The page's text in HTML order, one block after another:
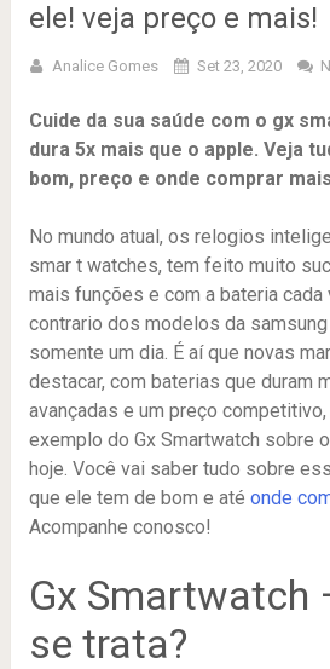
ele! veja preço e mais!
Analice Gomes Set 23, 2020
Cuide da sua saúde com o gx
dura 5x mais que o apple. Veja
bom, preço e onde comprar
No mundo atual, os relogios
smar t watches, tem feito muito
mais funções e com a bateria cada
contrario dos modelos da
somente um dia. É aí que novas
destacar, com baterias que duram
avançadas e um preço
exemplo do Gx Smartwatch sobre
hoje. Você vai saber tudo sobre
que ele tem de bom e até onde
Acompanhe conosco!
Gx Smartwatch
se trata?